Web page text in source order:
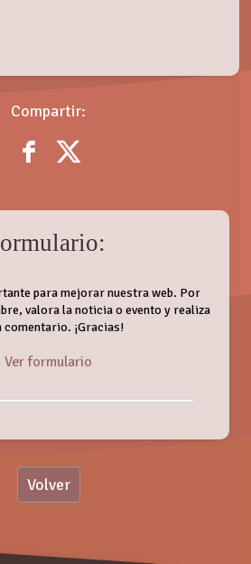
Compartir:
para mejorar nuestra web. Por
valora la noticia o evento y realiza
comentario. ¡Gracias!
Ver formulario
2019
Volver